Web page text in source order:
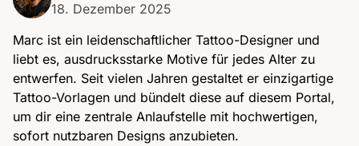
18. Dezember 2025
Marc ist ein leidenschaftlicher Tattoo-Designer und
liebt es, ausdrucksstarke Motive für jedes Alter zu
entwerfen. Seit vielen Jahren gestaltet er einzigartige
Tattoo-Vorlagen und bündelt diese auf diesem Portal,
um dir eine zentrale Anlaufstelle mit hochwertigen,
sofort nutzbaren Designs anzubieten.